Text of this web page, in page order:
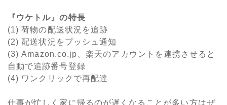
『ウケトル』の特長
(1) 荷物の配送状況を追跡
(2) 配送状況をプッシュ通知
(3) Amazon.co.jp、楽天のアカウントを連携させると
自動で追跡番号登録
(4) ワンクリックで再配達
仕事が忙しく家に帰るのが遅くなることが多い方はぜ